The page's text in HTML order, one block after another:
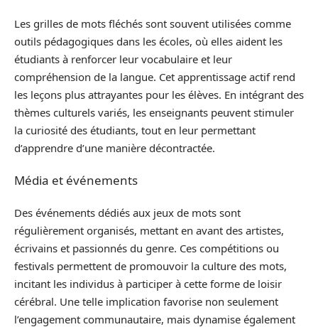
Les grilles de mots fléchés sont souvent utilisées comme
outils pédagogiques dans les écoles, où elles aident les
étudiants à renforcer leur vocabulaire et leur
compréhension de la langue. Cet apprentissage actif rend
les leçons plus attrayantes pour les élèves. En intégrant des
thèmes culturels variés, les enseignants peuvent stimuler
la curiosité des étudiants, tout en leur permettant
d’apprendre d’une manière décontractée.
Média et événements
Des événements dédiés aux jeux de mots sont
régulièrement organisés, mettant en avant des artistes,
écrivains et passionnés du genre. Ces compétitions ou
festivals permettent de promouvoir la culture des mots,
incitant les individus à participer à cette forme de loisir
cérébral. Une telle implication favorise non seulement
l’engagement communautaire, mais dynamise également